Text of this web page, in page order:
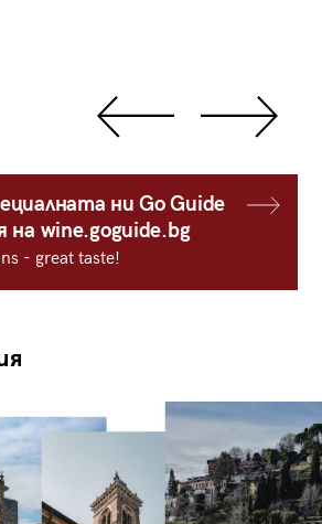
ни Go Guide
на wine.goguide.bg
- great taste!